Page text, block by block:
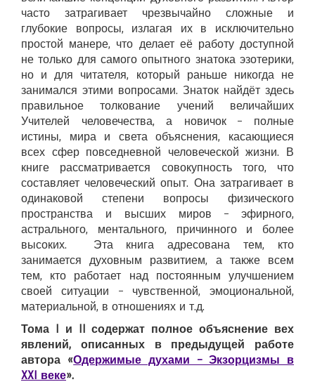
часто затрагивает чрезвычайно сложные и
глубокие вопросы, излагая их в исключительно
простой манере, что делает её работу доступной
не только для самого опытного знатока эзотерики,
но и для читателя, который раньше никогда не
занимался этими вопросами. Знаток найдёт здесь
правильное толкование учений величайших
Учителей человечества, а новичок – полные
истины, мира и света объяснения, касающиеся
всех сфер повседневной человеческой жизни. В
книге рассматривается совокупность того, что
составляет человеческий опыт. Она затрагивает в
одинаковой степени вопросы физического
пространства и высших миров – эфирного,
астрального, ментального, причинного и более
высоких. Эта книга адресована тем, кто
занимается духовным развитием, а также всем
тем, кто работает над постоянным улучшением
своей ситуации – чувственной, эмоциональной,
материальной, в отношениях и т.д.
Тома I и II содержат полное объяснение вех
явлений, описанных в предыдущей работе
автора «Одержимые духами – Экзорцизмы в
XXI веке».